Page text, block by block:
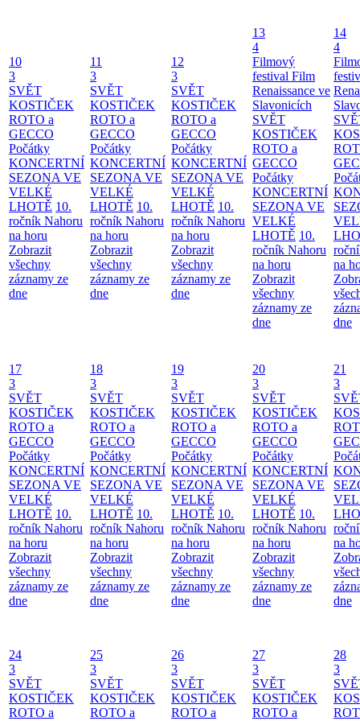
10
3
SVĚT
KOSTIČEK
ROTO a
GECCO
Počátky
KONCERTNÍ
SEZONA VE
VELKÉ
LHOTĚ 10.
ročník Nahoru
na horu
Zobrazit
všechny
záznamy ze
dne
11
3
SVĚT
KOSTIČEK
ROTO a
GECCO
Počátky
KONCERTNÍ
SEZONA VE
VELKÉ
LHOTĚ 10.
ročník Nahoru
na horu
Zobrazit
všechny
záznamy ze
dne
12
3
SVĚT
KOSTIČEK
ROTO a
GECCO
Počátky
KONCERTNÍ
SEZONA VE
VELKÉ
LHOTĚ 10.
ročník Nahoru
na horu
Zobrazit
všechny
záznamy ze
dne
13
4
Filmový
festival Film
Renaissance ve
Slavonicích
SVĚT
KOSTIČEK
ROTO a
GECCO
Počátky
KONCERTNÍ
SEZONA VE
VELKÉ
LHOTĚ 10.
ročník Nahoru
na horu
Zobrazit
všechny
záznamy ze
dne
14
4
na
dne
17
3
SVĚT
KOSTIČEK
ROTO a
GECCO
Počátky
KONCERTNÍ
SEZONA VE
VELKÉ
LHOTĚ 10.
ročník Nahoru
na horu
Zobrazit
všechny
záznamy ze
dne
18
3
SVĚT
KOSTIČEK
ROTO a
GECCO
Počátky
KONCERTNÍ
SEZONA VE
VELKÉ
LHOTĚ 10.
ročník Nahoru
na horu
Zobrazit
všechny
záznamy ze
dne
19
3
SVĚT
KOSTIČEK
ROTO a
GECCO
Počátky
KONCERTNÍ
SEZONA VE
VELKÉ
LHOTĚ 10.
ročník Nahoru
na horu
Zobrazit
všechny
záznamy ze
dne
20
3
SVĚT
KOSTIČEK
ROTO a
GECCO
Počátky
KONCERTNÍ
SEZONA VE
VELKÉ
LHOTĚ 10.
ročník Nahoru
na horu
Zobrazit
všechny
záznamy ze
dne
21
3
na
dne
24
3
SVĚT
KOSTIČEK
ROTO a
25
3
SVĚT
KOSTIČEK
ROTO a
26
3
SVĚT
KOSTIČEK
ROTO a
27
3
SVĚT
KOSTIČEK
ROTO a
28
3